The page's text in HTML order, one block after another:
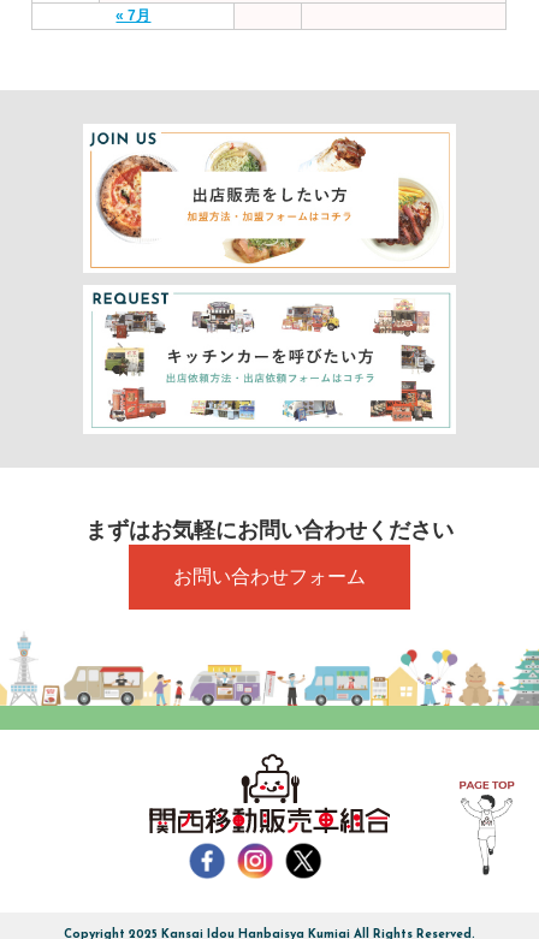
« 7月
まずはお気軽にお問い合わせください
お問い合わせフォーム
Copyright 2025 Kansai Idou Hanbaisya Kumiai All Rights Reserved.